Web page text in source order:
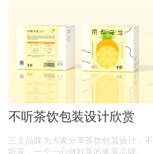
详细注意细节，下面，我为大家介绍小
说封面设计还有那些方面。
不听茶饮包装设计欣赏
三文品牌为大家分享茶饮包装设计：不
听茶，一个一心做好茶的果茶品牌。品